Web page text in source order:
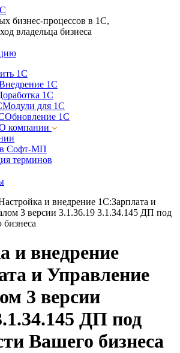
бизнес-процессов в 1С,
владельца бизнеса
1С
1С
1С
Модули для 1С
Обновление 1С
компании
в Софт-МП
терминов
и внедрение 1С:Зарплата и
3 версии 3.1.36.19 3.1.34.145 ДП под
и внедрение
и Управление
3 версии
ДП под
Вашего бизнеса